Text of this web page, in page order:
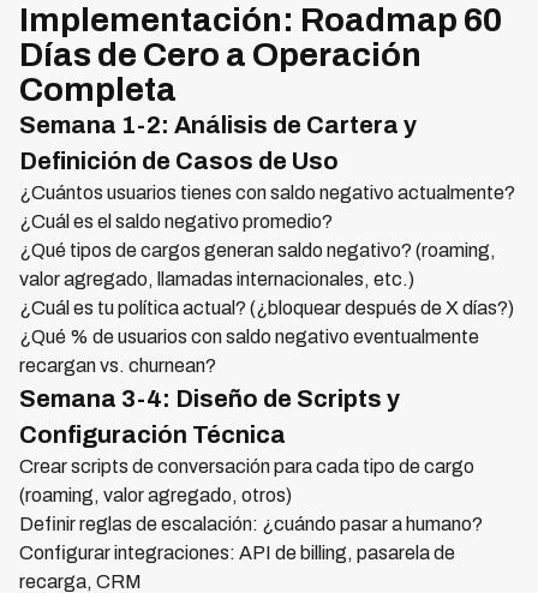
Implementación: Roadmap 60
Días de Cero a Operación
Completa
Semana 1-2: Análisis de Cartera y
Definición de Casos de Uso
¿Cuántos usuarios tienes con saldo negativo actualmente?
¿Cuál es el saldo negativo promedio?
¿Qué tipos de cargos generan saldo negativo? (roaming,
valor agregado, llamadas internacionales, etc.)
¿Cuál es tu política actual? (¿bloquear después de X días?)
¿Qué % de usuarios con saldo negativo eventualmente
recargan vs. churnean?
Semana 3-4: Diseño de Scripts y
Configuración Técnica
Crear scripts de conversación para cada tipo de cargo
(roaming, valor agregado, otros)
Definir reglas de escalación: ¿cuándo pasar a humano?
Configurar integraciones: API de billing, pasarela de
recarga, CRM